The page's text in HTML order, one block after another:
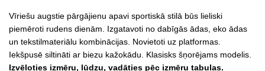
Vīriešu augstie pārgājienu apavi sportiskā stilā būs lieliski
piemēroti rudens dienām. Izgatavoti no dabīgās ādas, eko ādas
un tekstilmateriālu kombinācijas. Novietoti uz platformas.
Iekšpusē siltināti ar biezu kažokādu. Klasisks šņorējams modelis.
Izvēloties izmēru, lūdzu, vadāties pēc izmēru tabulas.